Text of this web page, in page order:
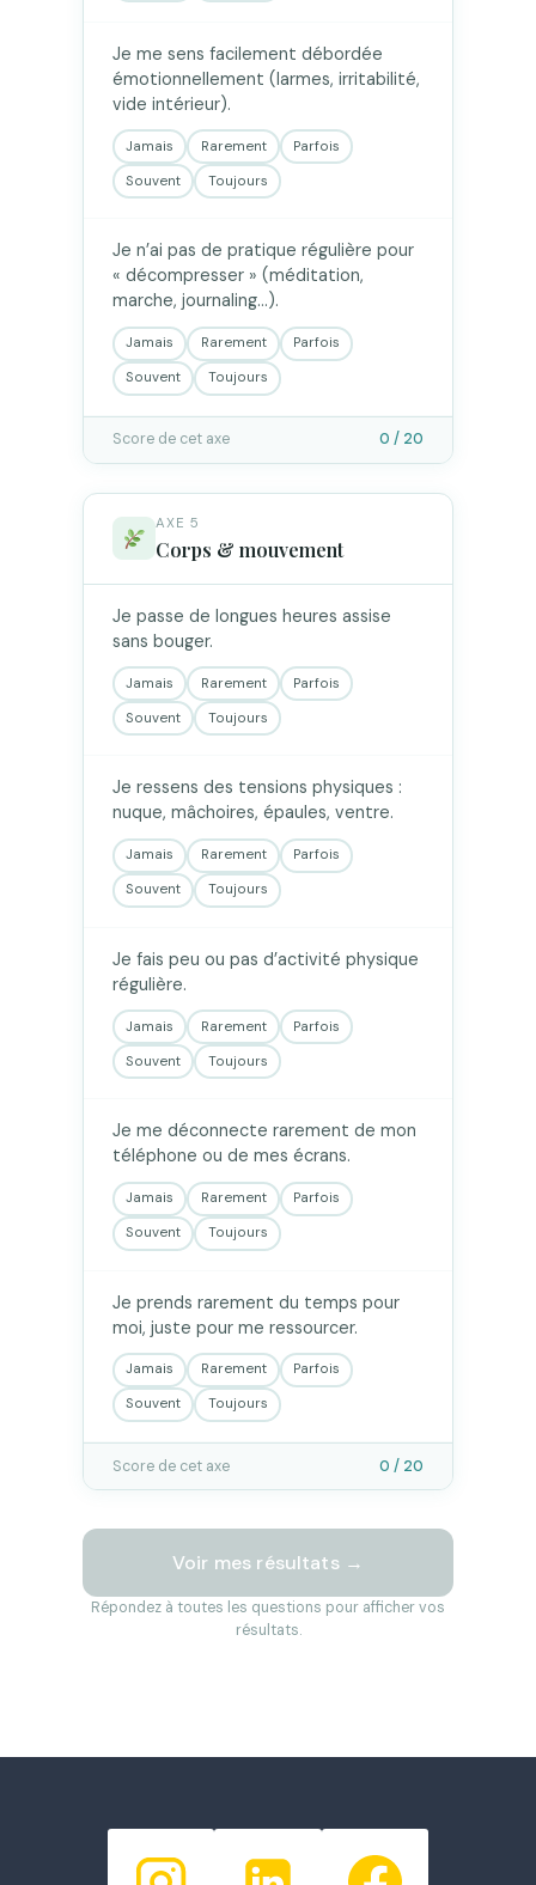
Je me sens facilement débordée
émotionnellement (larmes, irritabilité,
vide intérieur).
Jamais Rarement
Parfois
Souvent
Toujours
Je n’ai pas de pratique régulière pour
« décompresser » (méditation,
marche, journaling…).
Jamais Rarement
Parfois
Souvent
Toujours
Score de cet axe 0 / 20
AXE 5
Corps & mouvement
Je passe de longues heures assise
sans bouger.
Jamais Rarement
Parfois
Souvent
Toujours
Je ressens des tensions physiques :
nuque, mâchoires, épaules, ventre.
Jamais Rarement
Parfois
Souvent
Toujours
Je fais peu ou pas d’activité physique
régulière.
Jamais Rarement
Parfois
Souvent
Toujours
Je me déconnecte rarement de mon
téléphone ou de mes écrans.
Jamais Rarement
Parfois
Souvent
Toujours
Je prends rarement du temps pour
moi, juste pour me ressourcer.
Jamais Rarement
Parfois
Souvent
Toujours
Score de cet axe 0 / 20
Voir mes résultats →
Répondez à toutes les questions pour afficher vos
résultats.